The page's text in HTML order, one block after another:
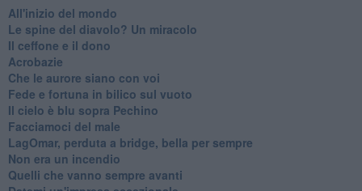
All'inizio del mondo
Le spine del diavolo? Un miracolo
Il ceffone e il dono
Acrobazie
Che le aurore siano con voi
Fede e fortuna in bilico sul vuoto
Il cielo è blu sopra Pechino
Facciamoci del male
LagOmar, perduta a bridge, bella per sempre
Non era un incendio
Quelli che vanno sempre avanti